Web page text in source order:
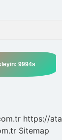
https://
Sitemap